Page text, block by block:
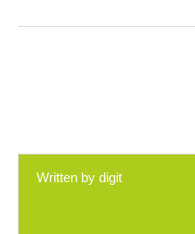
Written by digit